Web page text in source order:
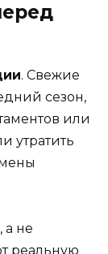
. Свежие
сезон,
или
утратить
а не
реальную